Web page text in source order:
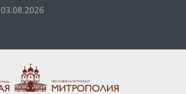
03.08.2026